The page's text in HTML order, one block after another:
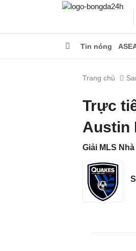
Tin nóng
Trang chủ
Trực
Austin
Giải MLS